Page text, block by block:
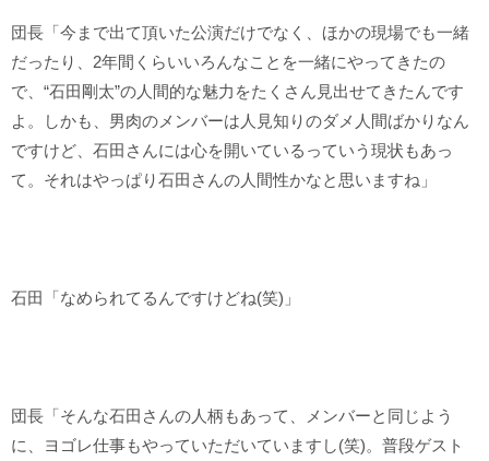
団長「今まで出て頂いた公演だけでなく、ほかの現場でも一緒
だったり、2年間くらいいろんなことを一緒にやってきたの
で、“石田剛太”の人間的な魅力をたくさん見出せてきたんです
よ。しかも、男肉のメンバーは人見知りのダメ人間ばかりなん
ですけど、石田さんには心を開いているっていう現状もあっ
て。それはやっぱり石田さんの人間性かなと思いますね」
石田「なめられてるんですけどね(笑)」
団長「そんな石田さんの人柄もあって、メンバーと同じよう
に、ヨゴレ仕事もやっていただいていますし(笑)。普段ゲスト